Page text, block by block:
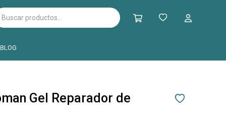
BLOG
Gel Reparador de